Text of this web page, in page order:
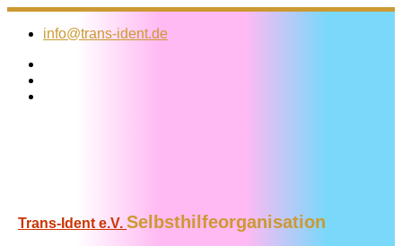
Zum
Inhalt
info@trans-ident.de
Trans-Ident e.V. Selbsthilfeorganisation